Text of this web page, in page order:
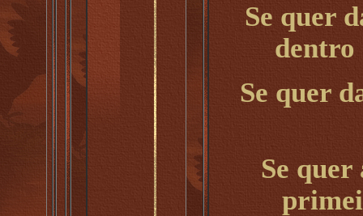
Se quer
dentro
Se quer
Se quer